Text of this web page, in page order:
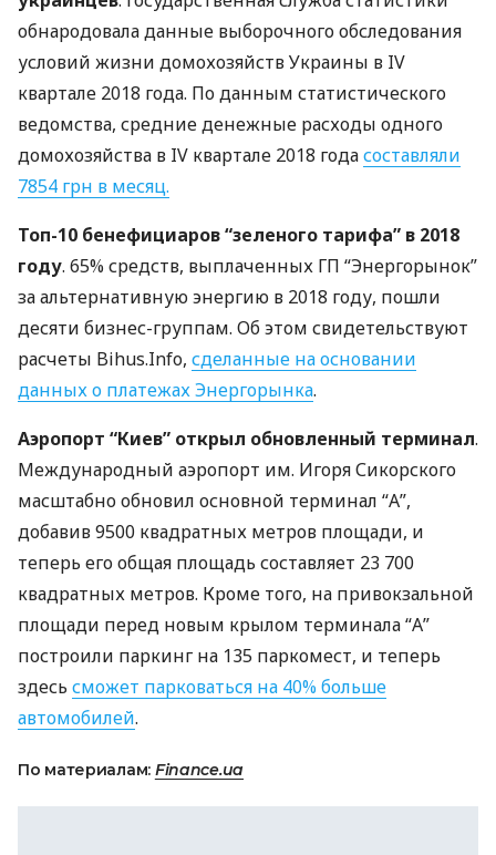
обнародовала данные выборочного обследования
условий жизни домохозяйств Украины в IV
квартале 2018 года. По данным статистического
ведомства, средние денежные расходы одного
домохозяйства в IV квартале 2018 годасоставляли
7854 грн в месяц.
Топ-10 бенефициаров “зеленого тарифа” в 2018
году. 65% средств, выплаченных ГП “Энергорынок”
за альтернативную энергию в 2018 году, пошли
десяти бизнес-группам. Об этом свидетельствуют
расчеты Bihus.Info, сделанные на основании
данных о платежах Энергорынка.
Аэропорт “Киев” открыл обновленный терминал.
Международный аэропорт им. Игоря Сикорского
масштабно обновил основной терминал “А”,
добавив 9500 квадратных метров площади, и
теперь его общая площадь составляет 23 700
квадратных метров. Кроме того, на привокзальной
площади перед новым крылом терминала “А”
построили паркинг на 135 паркомест, и теперь
здесь сможет парковаться на 40% больше
автомобилей.
По материалам: Finance.ua